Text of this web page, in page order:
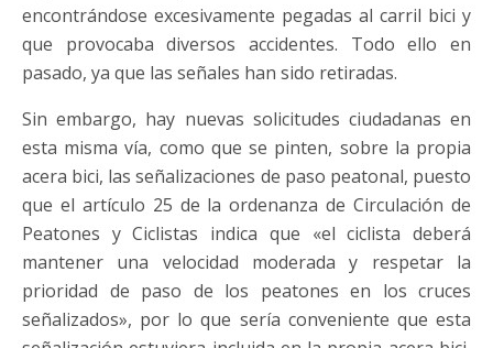
encontrándose excesivamente pegadas al carril bici y
que provocaba diversos accidentes. Todo ello en
pasado, ya que las señales han sido retiradas.
Sin embargo, hay nuevas solicitudes ciudadanas en
esta misma vía, como que se pinten, sobre la propia
acera bici, las señalizaciones de paso peatonal, puesto
que el artículo 25 de la ordenanza de Circulación de
Peatones y Ciclistas indica que «el ciclista deberá
mantener una velocidad moderada y respetar la
prioridad de paso de los peatones en los cruces
señalizados», por lo que sería conveniente que esta